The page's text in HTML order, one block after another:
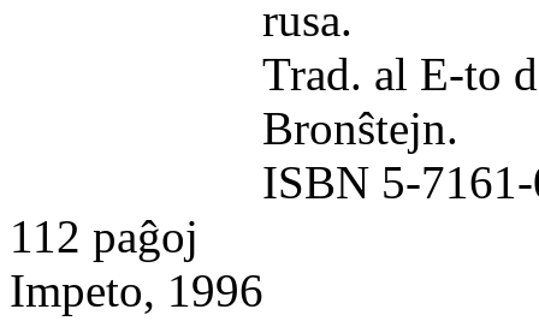
rusa.
Trad. al E-to
Bronŝtejn.
ISBN 5-
112 paĝoj
Impeto, 1996